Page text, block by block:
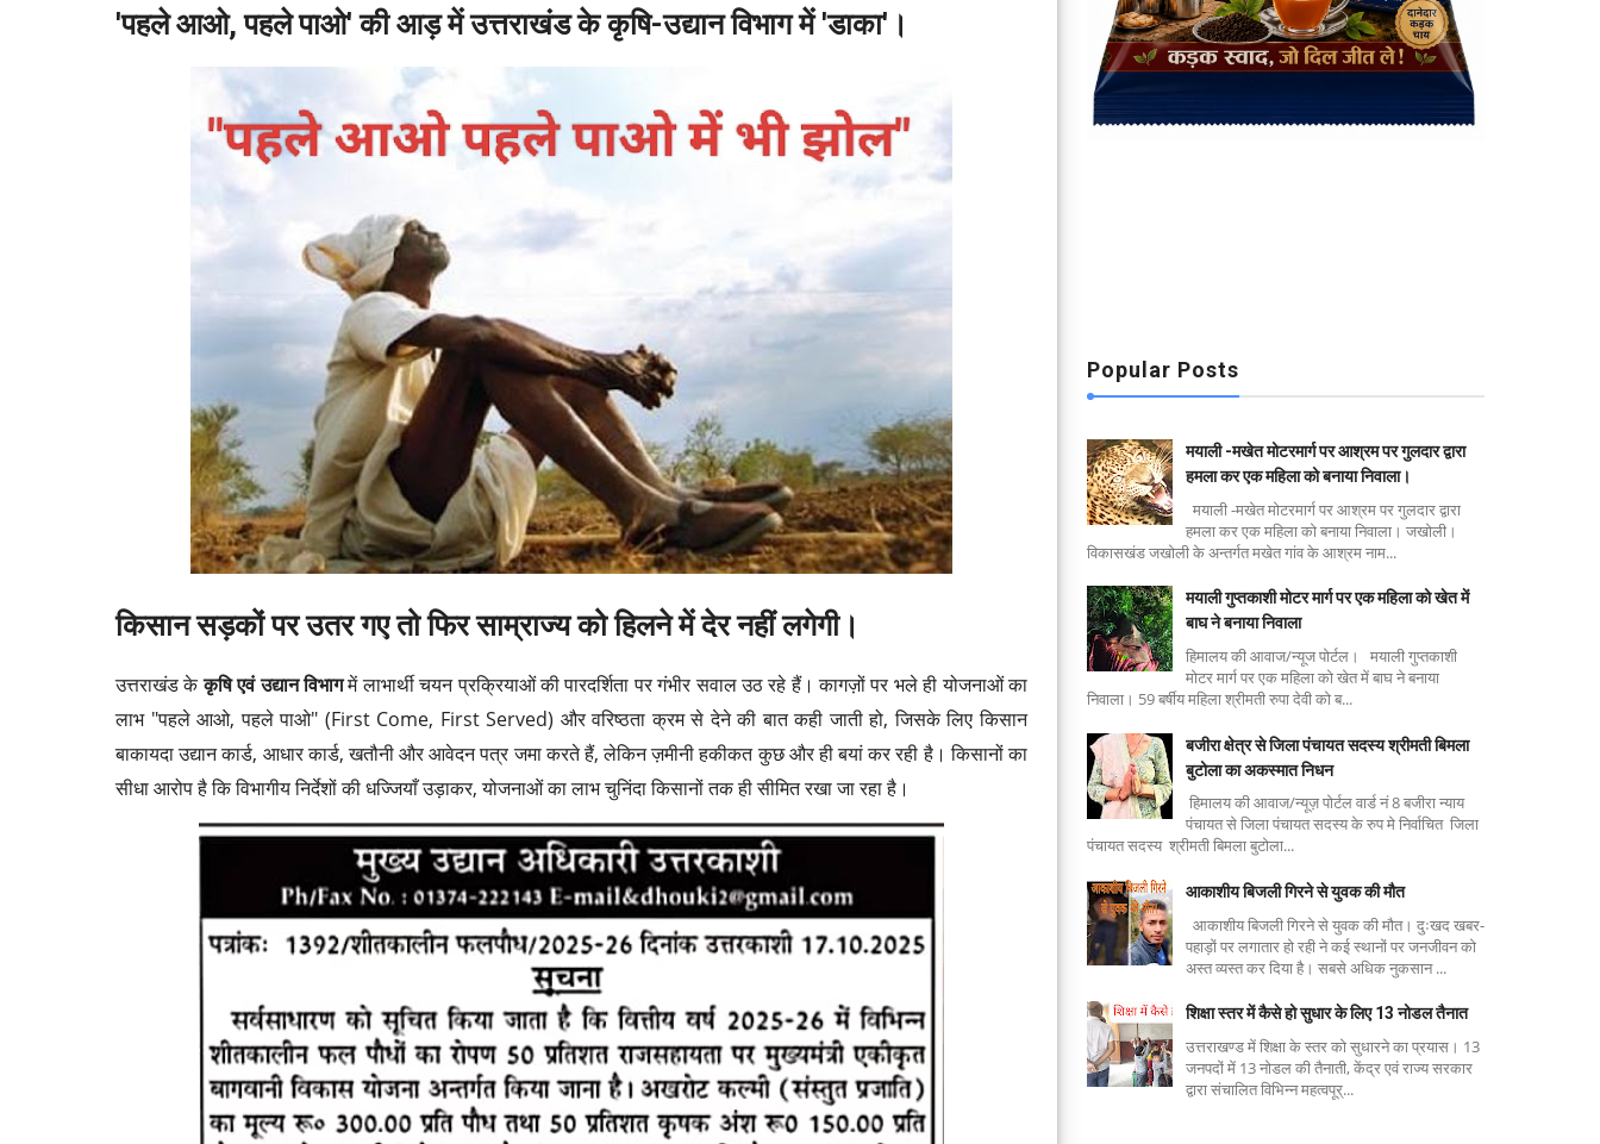
'पहले आओ, पहले पाओ' की आड़ में उत्तराखंड के कृषि-उद्यान विभाग में 'डाका'।
किसान सड़कों पर उतर गए तो फिर साम्राज्य को हिलने में देर नहीं लगेगी।
उत्तराखंड केकृषि एवं उद्यान विभागमें लाभार्थी चयन प्रक्रियाओं की पारदर्शिता पर गंभीर सवाल उठ रहे हैं। कागज़ों पर भले ही योजनाओं का
लाभ "पहले आओ, पहले पाओ" (First Come, First Served) और वरिष्ठता क्रम से देने की बात कही जाती हो, जिसके लिए किसान
बाकायदा उद्यान कार्ड, आधार कार्ड, खतौनी और आवेदन पत्र जमा करते हैं, लेकिन ज़मीनी हकीकत कुछ और ही बयां कर रही है। किसानों का
सीधा आरोप है कि विभागीय निर्देशों की धज्जियाँ उड़ाकर, योजनाओं का लाभ चुनिंदा किसानों तक ही सीमित रखा जा रहा है।
Popular Posts
मयाली -मखेत मोटरमार्ग पर आश्रम पर गुलदार द्वारा
हमला कर एक महिला को बनाया निवाला।
मयाली -मखेत मोटरमार्ग पर आश्रम पर गुलदार द्वारा
हमला कर एक महिला को बनाया निवाला। जखोली।
विकासखंड जखोली के अन्तर्गत मखेत गांव के आश्रम नाम...
मयाली गुप्तकाशी मोटर मार्ग पर एक महिला को खेत में
बाघ ने बनाया निवाला
हिमालय की आवाज/न्यूज पोर्टल। मयाली गुप्तकाशी
मोटर मार्ग पर एक महिला को खेत में बाघ ने बनाया
निवाला। 59 बर्षीय महिला श्रीमती रुपा देवी को ब...
बजीरा क्षेत्र से जिला पंचायत सदस्य श्रीमती बिमला
बुटोला का अकस्मात निधन
हिमालय की आवाज/न्यूज़ पोर्टल वार्ड नं 8 बजीरा न्याय
पंचायत से जिला पंचायत सदस्य के रुप मे निर्वाचित जिला
पंचायत सदस्य श्रीमती बिमला बुटोला...
आकाशीय बिजली गिरने से युवक की मौत
आकाशीय बिजली गिरने से युवक की मौत। दुःखद खबर-
पहाड़ों पर लगातार हो रही ने कई स्थानों पर जनजीवन को
अस्त व्यस्त कर दिया है। सबसे अधिक नुकसान ...
शिक्षा स्तर में कैसे हो सुधार के लिए 13 नोडल तैनात
उत्तराखण्ड में शिक्षा के स्तर को सुधारने का प्रयास। 13
जनपदों में 13 नोडल की तैनाती, केंद्र एवं राज्य सरकार
द्वारा संचालित विभिन्न महत्वपूर्...